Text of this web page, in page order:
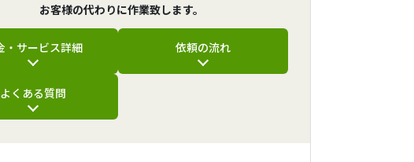
お客様の代わりに作業致します。
・サービス詳細 依頼の流れ
よくある質問